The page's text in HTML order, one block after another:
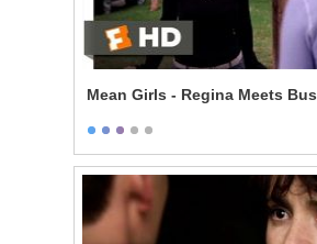
Mean Girls - Regina Meets Bus